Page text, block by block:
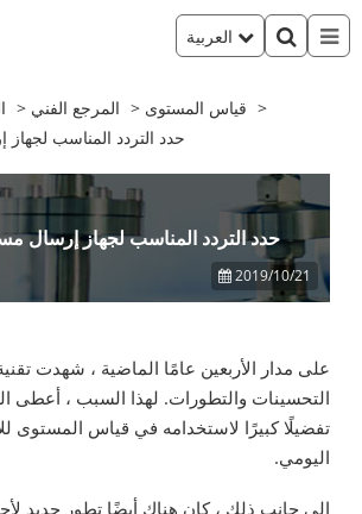
المرجع الفني
قياس المستوى
حدد التردد المناسب لجهاز
حدد التردد المناسب لجهاز إرسال
2019/10/21
على مدار الأربعين عامًا الماضية ، شهدت
التحسينات والتطورات. لهذا السبب ، أعطى
تفضيلًا كبيرًا لاستخدامه في قياس المستوى
اليومي.
إلى جانب ذلك ، كان هناك أيضًا تطور جديد